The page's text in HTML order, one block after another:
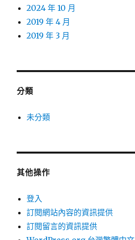
2024 年 10 月
2019 年 4 月
2019 年 3 月
分類
未分類
其他操作
登入
訂閱網站內容的資訊提供
訂閱留言的資訊提供